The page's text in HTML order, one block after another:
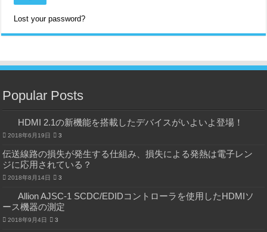
Lost your password?
Popular Posts
HDMI 2.1の新機能を搭載したデバイスがいよいよ登場！
2018年6月19日 3
伝送線路の損失が発生する仕組み、損失による発熱は電子レン
ジに応用されている？
2018年8月14日 3
Allion AJSC-1 SCDC/EDIDコントローラを使用したHDMIソ
ース機器の測定
2018年9月4日 3